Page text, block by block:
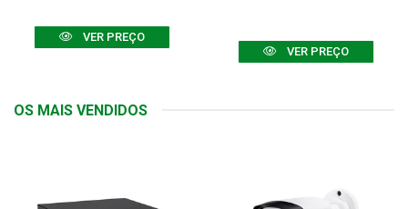
VER PREÇO
VER PREÇO
OS MAIS VENDIDOS